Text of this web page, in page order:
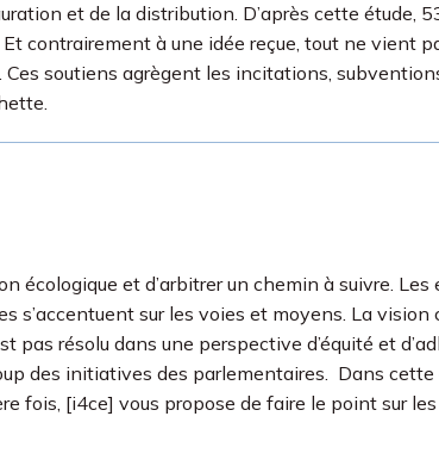
et de la distribution. D’après cette étude,
contrairement à une idée reçue, tout ne vient
soutiens agrègent les incitations,
écologique et d’arbitrer un chemin à suivre. Les
s’accentuent sur les voies et moyens. La vision
pas résolu dans une perspective d’équité et
des initiatives des parlementaires. Dans cette
fois, [i4ce] vous propose de faire le point sur